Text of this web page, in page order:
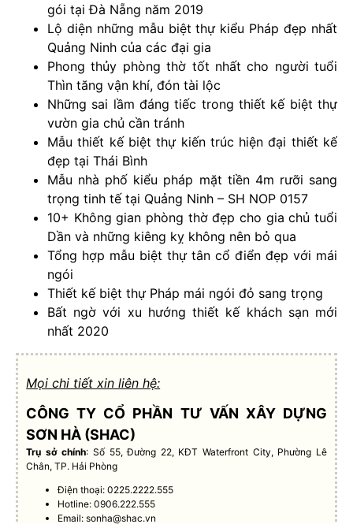
gói tại Đà Nẵng năm 2019
Lộ diện những mẫu biệt thự kiểu Pháp đẹp nhất
Quảng Ninh của các đại gia
Phong thủy phòng thờ tốt nhất cho người tuổi
Thìn tăng vận khí, đón tài lộc
Những sai lầm đáng tiếc trong thiết kế biệt thự
vườn gia chủ cần tránh
Mẫu thiết kế biệt thự kiến trúc hiện đại thiết kế
đẹp tại Thái Bình
Mẫu nhà phố kiểu pháp mặt tiền 4m rưỡi sang
trọng tinh tế tại Quảng Ninh – SH NOP 0157
10+ Không gian phòng thờ đẹp cho gia chủ tuổi
Dần và những kiêng kỵ không nên bỏ qua
Tổng hợp mẫu biệt thự tân cổ điển đẹp với mái
ngói
Thiết kế biệt thự Pháp mái ngói đỏ sang trọng
Bất ngờ với xu hướng thiết kế khách sạn mới
nhất 2020
Mọi chi tiết xin liên hệ:
CÔNG TY CỔ PHẦN TƯ VẤN XÂY DỰNG
SƠN HÀ (SHAC)
Trụ sở chính: Số 55, Đường 22, KĐT Waterfront City, Phường Lê
Chân, TP. Hải Phòng
Điện thoại: 0225.2222.555
Hotline: 0906.222.555
Email:sonha@shac.vn